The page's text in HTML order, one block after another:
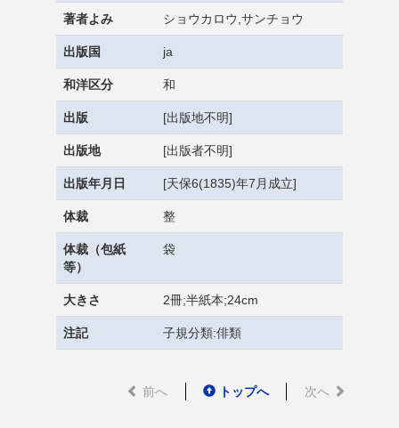
著者よみ ショウカロウ,サンチョウ
出版国 ja
和洋区分 和
出版 [出版地不明]
出版地 [出版者不明]
出版年月日 [天保6(1835)年7月成立]
体裁 整
体裁（包紙
等）
袋
大きさ 2冊;半紙本;24cm
注記 子規分類:俳類
前へ トップへ 次へ